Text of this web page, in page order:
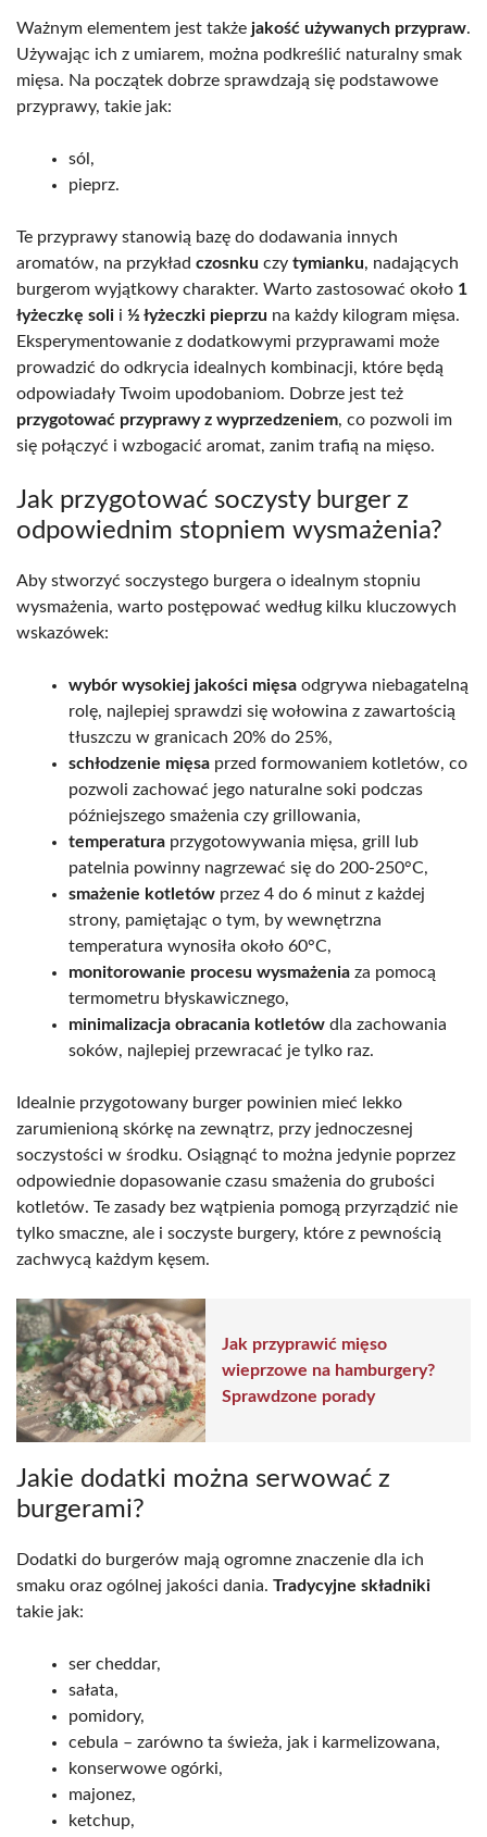
Ważnym elementem jest także jakość używanych przypraw.
Używając ich z umiarem, można podkreślić naturalny smak
mięsa. Na początek dobrze sprawdzają się podstawowe
przyprawy, takie jak:
sól,
pieprz.
Te przyprawy stanowią bazę do dodawania innych
aromatów, na przykład czosnku czy tymianku, nadających
burgerom wyjątkowy charakter. Warto zastosować około 1
łyżeczkę soli i ½ łyżeczki pieprzu na każdy kilogram mięsa.
Eksperymentowanie z dodatkowymi przyprawami może
prowadzić do odkrycia idealnych kombinacji, które będą
odpowiadały Twoim upodobaniom. Dobrze jest też
przygotować przyprawy z wyprzedzeniem, co pozwoli im
się połączyć i wzbogacić aromat, zanim trafią na mięso.
Jak przygotować soczysty burger z
odpowiednim stopniem wysmażenia?
Aby stworzyć soczystego burgera o idealnym stopniu
wysmażenia, warto postępować według kilku kluczowych
wskazówek:
wybór wysokiej jakości mięsa odgrywa niebagatelną
rolę, najlepiej sprawdzi się wołowina z zawartością
tłuszczu w granicach 20% do 25%,
schłodzenie mięsa przed formowaniem kotletów, co
pozwoli zachować jego naturalne soki podczas
późniejszego smażenia czy grillowania,
temperatura przygotowywania mięsa, grill lub
patelnia powinny nagrzewać się do 200-250°C,
smażenie kotletów przez 4 do 6 minut z każdej
strony, pamiętając o tym, by wewnętrzna
temperatura wynosiła około 60°C,
monitorowanie procesu wysmażenia za pomocą
termometru błyskawicznego,
minimalizacja obracania kotletów dla zachowania
soków, najlepiej przewracać je tylko raz.
Idealnie przygotowany burger powinien mieć lekko
zarumienioną skórkę na zewnątrz, przy jednoczesnej
soczystości w środku. Osiągnąć to można jedynie poprzez
odpowiednie dopasowanie czasu smażenia do grubości
kotletów. Te zasady bez wątpienia pomogą przyrządzić nie
tylko smaczne, ale i soczyste burgery, które z pewnością
zachwycą każdym kęsem.
Jak przyprawić mięso
wieprzowe na hamburgery?
Sprawdzone porady
Jakie dodatki można serwować z
burgerami?
Dodatki do burgerów mają ogromne znaczenie dla ich
smaku oraz ogólnej jakości dania. Tradycyjne składniki
takie jak:
ser cheddar,
sałata,
pomidory,
cebula – zarówno ta świeża, jak i karmelizowana,
konserwowe ogórki,
majonez,
ketchup,